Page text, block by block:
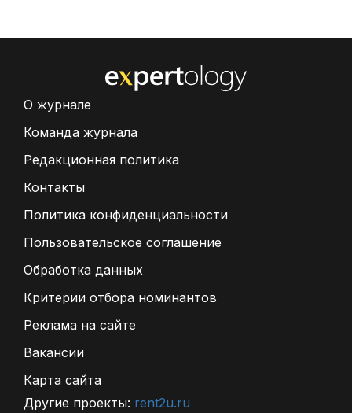
О журнале
Команда журнала
Редакционная политика
Контакты
Политика конфиденциальности
Пользовательское соглашение
Обработка данных
Критерии отбора номинантов
Реклама на сайте
Вакансии
Карта сайта
Другие проекты: rent2u.ru